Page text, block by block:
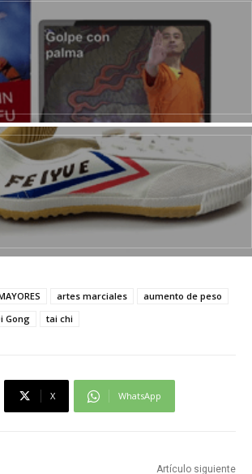
artes marciales
aumento de peso
Gong tai chi
X WhatsApp
Artículo siguiente